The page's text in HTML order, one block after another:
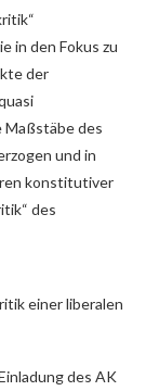
in den Fokus zu
der
des
und in
konstitutiver
des
einer liberalen
des AK